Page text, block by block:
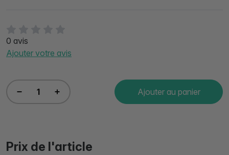
0 avis
Ajouter votre avis
Ajouter au panier
Prix de l'article